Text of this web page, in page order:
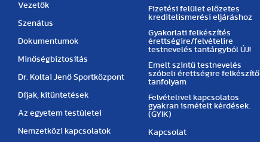
Vezetők
Szenátus
Dokumentumok
Minőségbiztosítás
Dr. Koltai Jenő Sportközpont
Díjak, kitüntetések
Az egyetem testületei
Nemzetközi kapcsolatok
Fizetési felület előzetes
kreditelismerési eljáráshoz
Gyakorlati felkészítés
érettségire/felvételire
testnevelés tantárgyból ÚJ!
Emelt szintű testnevelés
szóbeli érettségire felkészítő
tanfolyam
Felvételivel kapcsolatos
gyakran ismételt kérdések.
(GYIK)
Kapcsolat